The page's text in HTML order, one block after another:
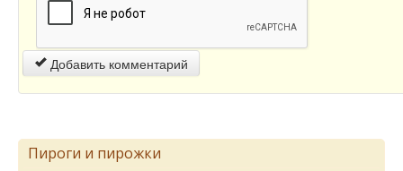
Добавить комментарий
Пироги и пирожки